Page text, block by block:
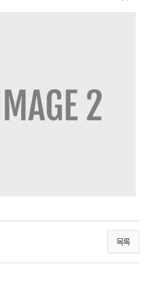
목록